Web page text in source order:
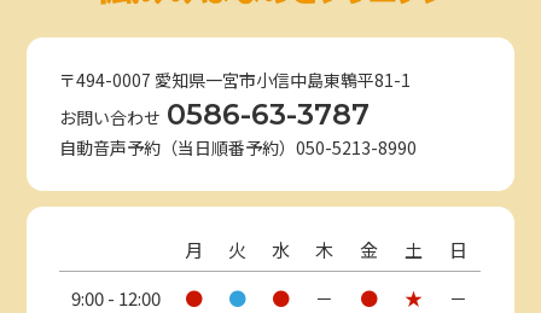
〒494-0007 愛知県一宮市小信中島東鵯平81-1
お問い合わせ 0586-63-3787
自動音声予約（当日順番予約）050-5213-8990
月 火 水 木 金 土
日
9:00 - 12:00
● ● ● － ● ★
－